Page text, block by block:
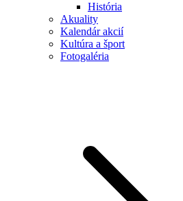
História
Akuality
Kalendár akcií
Kultúra a šport
Fotogaléria